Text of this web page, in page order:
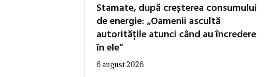
Stamate, după creșterea consumului
de energie: „Oamenii ascultă
autoritățile atunci când au încredere
în ele”
6 august 2026